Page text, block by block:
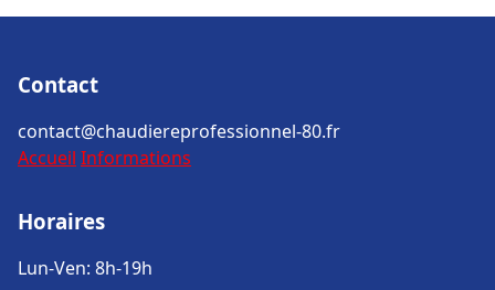
Contact
contact@chaudiereprofessionnel-80.fr
Accueil Informations
Horaires
Lun-Ven: 8h-19h